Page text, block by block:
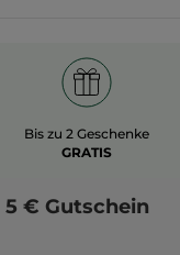
Bis zu 2 Geschenke
GRATIS
5 € Gutschein